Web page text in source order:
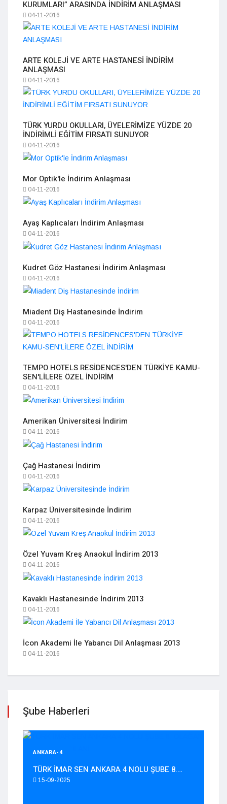
KURUMLARI” ARASINDA İNDİRİM ANLAŞMASI
04-11-2016
ARTE KOLEJİ VE ARTE HASTANESİ İNDİRİM
ANLAŞMASI
04-11-2016
TÜRK YURDU OKULLARI, ÜYELERİMİZE YÜZDE 20
İNDİRİMLİ EĞİTİM FIRSATI SUNUYOR
04-11-2016
Mor Optik'le İndirim Anlaşması
04-11-2016
Ayaş Kaplıcaları İndirim Anlaşması
04-11-2016
Kudret Göz Hastanesi İndirim Anlaşması
04-11-2016
Miadent Diş Hastanesinde İndirim
04-11-2016
TEMPO HOTELS RESİDENCES'DEN TÜRKİYE KAMU-
SEN'LİLERE ÖZEL İNDİRİM
04-11-2016
Amerikan Üniversitesi İndirim
04-11-2016
Çağ Hastanesi İndirim
04-11-2016
Karpaz Üniversitesinde İndirim
04-11-2016
Özel Yuvam Kreş Anaokul İndirim 2013
04-11-2016
Kavaklı Hastanesinde İndirim 2013
04-11-2016
İcon Akademi İle Yabancı Dil Anlaşması 2013
04-11-2016
Şube Haberleri
ANKARA-4
TÜRK İMAR SEN ANKARA 4 NOLU ŞUBE 8.…
15-09-2025